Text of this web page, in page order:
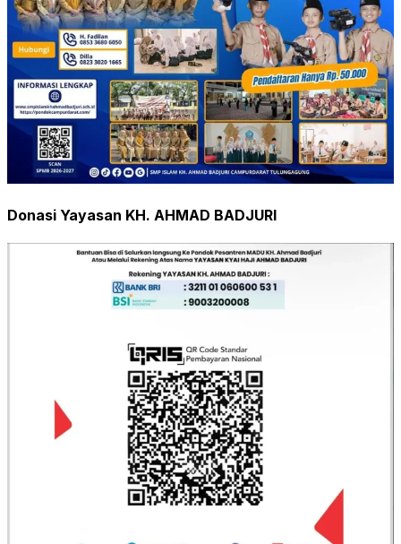
Donasi Yayasan KH. AHMAD BADJURI